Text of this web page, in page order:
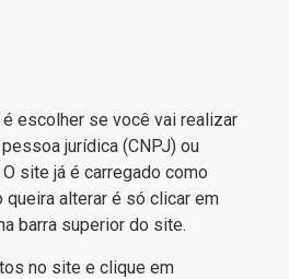
escolher se você vai realizar
jurídica (CNPJ) ou
site já é carregado como
queira alterar é só clicar em
barra superior do site.
no site e clique em